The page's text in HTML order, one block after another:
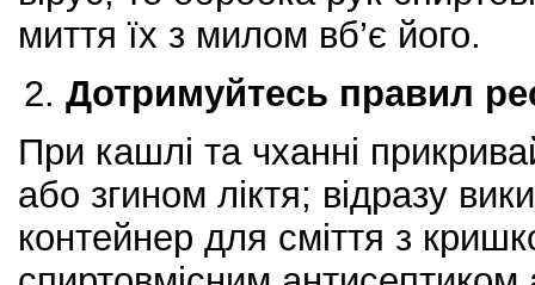
миття їх з милом вб’є його.
Дотримуйтесь правил
При кашлі та чханні
або згином ліктя; відразу
контейнер для сміття з